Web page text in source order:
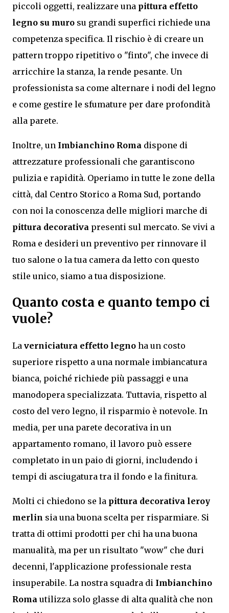
piccoli oggetti, realizzare una pittura effetto
legno su muro su grandi superfici richiede una
competenza specifica. Il rischio è di creare un
pattern troppo ripetitivo o "finto", che invece di
arricchire la stanza, la rende pesante. Un
professionista sa come alternare i nodi del legno
e come gestire le sfumature per dare profondità
alla parete.
Inoltre, un Imbianchino Roma dispone di
attrezzature professionali che garantiscono
pulizia e rapidità. Operiamo in tutte le zone della
città, dal Centro Storico a Roma Sud, portando
con noi la conoscenza delle migliori marche di
pittura decorativa presenti sul mercato. Se vivi a
Roma e desideri un preventivo per rinnovare il
tuo salone o la tua camera da letto con questo
stile unico, siamo a tua disposizione.
Quanto costa e quanto tempo ci
vuole?
La verniciatura effetto legno ha un costo
superiore rispetto a una normale imbiancatura
bianca, poiché richiede più passaggi e una
manodopera specializzata. Tuttavia, rispetto al
costo del vero legno, il risparmio è notevole. In
media, per una parete decorativa in un
appartamento romano, il lavoro può essere
completato in un paio di giorni, includendo i
tempi di asciugatura tra il fondo e la finitura.
Molti ci chiedono se la pittura decorativa leroy
merlin sia una buona scelta per risparmiare. Si
tratta di ottimi prodotti per chi ha una buona
manualità, ma per un risultato "wow" che duri
decenni, l'applicazione professionale resta
insuperabile. La nostra squadra di Imbianchino
Roma utilizza solo glasse di alta qualità che non